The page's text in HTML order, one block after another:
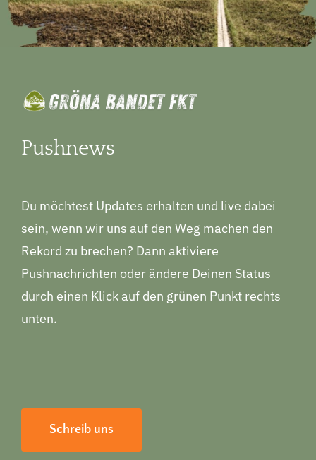
Pushnews
Du möchtest Updates erhalten und live dabei
sein, wenn wir uns auf den Weg machen den
Rekord zu brechen? Dann aktiviere
Pushnachrichten oder ändere Deinen Status
durch einen Klick auf den grünen Punkt rechts
unten.
Schreib uns